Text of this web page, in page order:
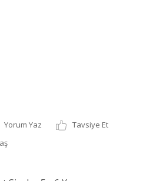
Yorum Yaz
Tavsiye Et